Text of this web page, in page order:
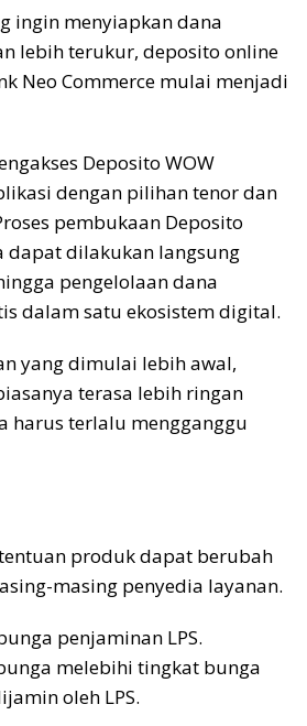
ingin menyiapkan dana
lebih terukur, deposito online
Neo Commerce mulai menjadi
Deposito WOW
dengan pilihan tenor dan
pembukaan Deposito
dapat dilakukan langsung
pengelolaan dana
dalam satu ekosistem digital.
yang dimulai lebih awal,
terasa lebih ringan
harus terlalu mengganggu
produk dapat berubah
masing penyedia layanan.
penjaminan LPS.
melebihi tingkat bunga
oleh LPS.